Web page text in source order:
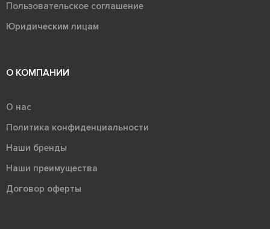
Пользовательское соглашение
Юридическим лицам
О КОМПАНИИ
О нас
Политика конфиденциальности
Наши бренды
Наши преимущества
Договор оферты